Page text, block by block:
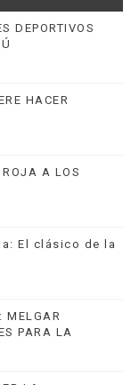
DEPORTIVOS
HACER
A LOS
El clásico de la
MELGAR
PARA LA